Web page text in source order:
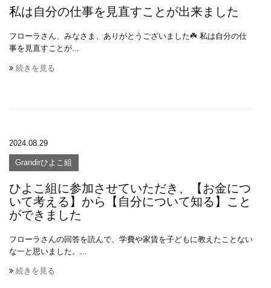
私は自分の仕事を見直すことが出来ました
フローラさん、みなさま、ありがとうございました☘️ 私は自分の仕
事を見直すことが...
続きを見る
2024.08.29
Grandirひよこ組
ひよこ組に参加させていただき、【お金につ
いて考える】から【自分について知る】こと
ができました
フローラさんの回答を読んで、学費や家賃を子どもに教えたことない
な一と思いました。...
続きを見る